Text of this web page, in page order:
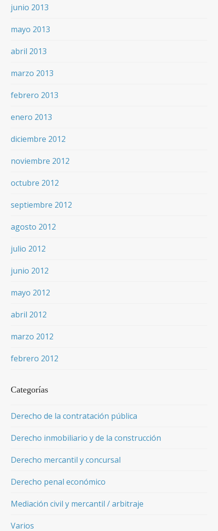
junio 2013
mayo 2013
abril 2013
marzo 2013
febrero 2013
enero 2013
diciembre 2012
noviembre 2012
octubre 2012
septiembre 2012
agosto 2012
julio 2012
junio 2012
mayo 2012
abril 2012
marzo 2012
febrero 2012
Categorías
Derecho de la contratación pública
Derecho inmobiliario y de la construcción
Derecho mercantil y concursal
Derecho penal económico
Mediación civil y mercantil / arbitraje
Varios